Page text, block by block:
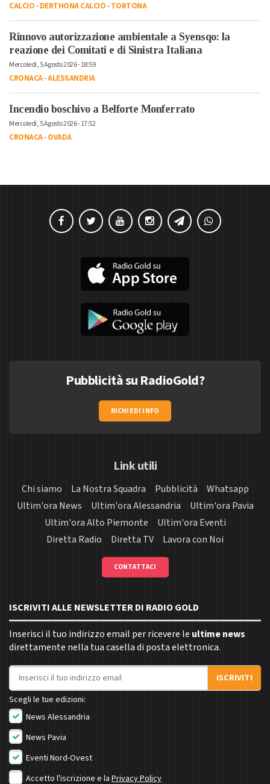
CALCIO-DERTHONA CALCIO-TORTONA
Rinnovo autorizzazione ambientale a Syensqo: la
reazione dei Comitati e di Sinistra Italiana
Mercoledì, 5 Agosto 2026 - 18:59
CRONACA-ALESSANDRIA
Incendio boschivo a Belforte Monferrato
Mercoledì, 5 Agosto 2026 - 17:52
CRONACA-OVADA
Pubblicità su RadioGold?
RICHIEDI INFO
Link utili
Chi siamo La Nostra Squadra Pubblicità
Whatsapp
Ultim'ora News
Ultim'ora Alessandria
Ultim'ora Pavia
Ultim'ora Alto Piemonte
Ultim'ora Eventi
Diretta Radio
Diretta TV Lavora con Noi
CONTATTACI
ISCRIVITI ALLE NEWSLETTER DI RADIO GOLD
Inserisci il tuo indirizzo email per ricevere le ultime news
direttamente nella tua casella di posta elettronica.
Indirizzo email
ISCRIVITI
Scegli le tue edizioni:
News Alessandria
News Pavia
Eventi Nord-Ovest
Accetto l'iscrizione e la Privacy Policy